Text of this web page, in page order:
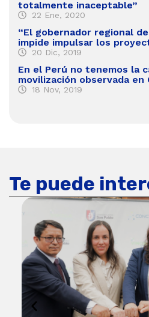
totalmente inaceptable”
22 Ene, 2020
“El gobernador regional
impide impulsar los
20 Dic, 2019
En el Perú no tenemos la
movilización observada en
18 Nov, 2019
Te puede